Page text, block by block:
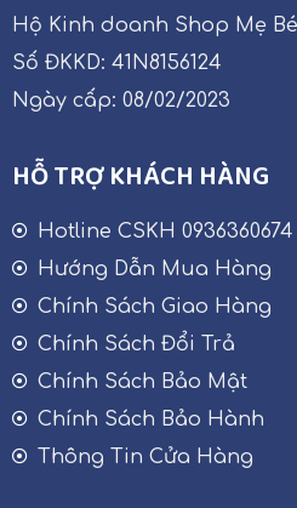
Hộ Kinh doanh Shop Mẹ
Số ĐKKD: 41N8156124
Ngày cấp: 08/02/2023
HỖ TRỢ KHÁCH HÀNG
Hotline CSKH 0936360674
Hướng Dẫn Mua Hàng
Chính Sách Giao Hàng
Chính Sách Đổi Trả
Chính Sách Bảo Mật
Chính Sách Bảo Hành
Thông Tin Cửa Hàng